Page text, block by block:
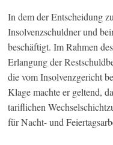
In dem der Entscheidung
Insolvenzschuldner und
beschäftigt. Im Rahmen
Erlangung der
die vom Insolvenzgericht
Klage machte er geltend,
tariflichen
für Nacht- und